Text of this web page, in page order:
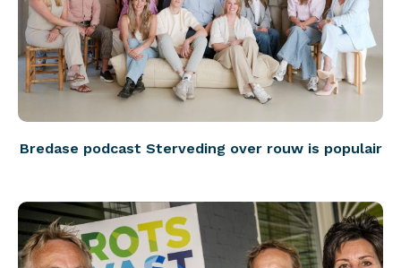
Bredase podcast Sterveding over rouw is populair